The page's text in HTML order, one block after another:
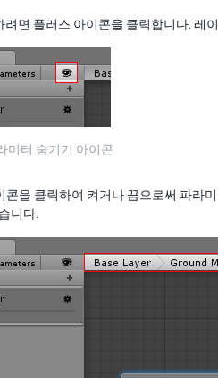
려면 플러스 아이콘을 클릭합니다. 레
미터 숨기기 아이콘
콘을 클릭하여 켜거나 끔으로써 파라
니다.